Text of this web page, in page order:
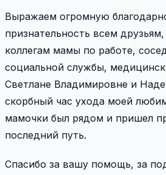
Выражаем огромную
признательность всем
коллегам мамы по работе,
социальной службы,
Светлане Владимировне и
скорбный час ухода моей
мамочки был рядом и пришел
последний путь.
Спасибо за вашу помощь, за